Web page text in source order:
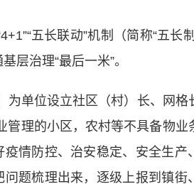
五长联动”机制（简称“五长
层治理“最后一米”。
单位设立社区（村）长、网格
管理的小区，农村等不具备物业
情防控、治安稳定、安全生产
题梳理出来，逐级上报到镇街